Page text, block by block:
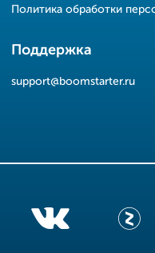
Политика обработки
Поддержка
support@boomstarter.ru